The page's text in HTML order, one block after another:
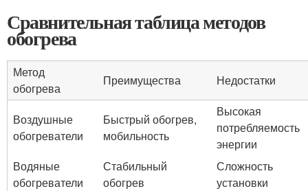
Сравнительная таблица методов
обогрева
Метод
обогрева
Преимущества Недостатки
Воздушные
обогреватели
Быстрый обогрев,
мобильность
Высокая
потребляемость
энергии
Водяные
обогреватели
Стабильный
обогрев
Сложность
установки